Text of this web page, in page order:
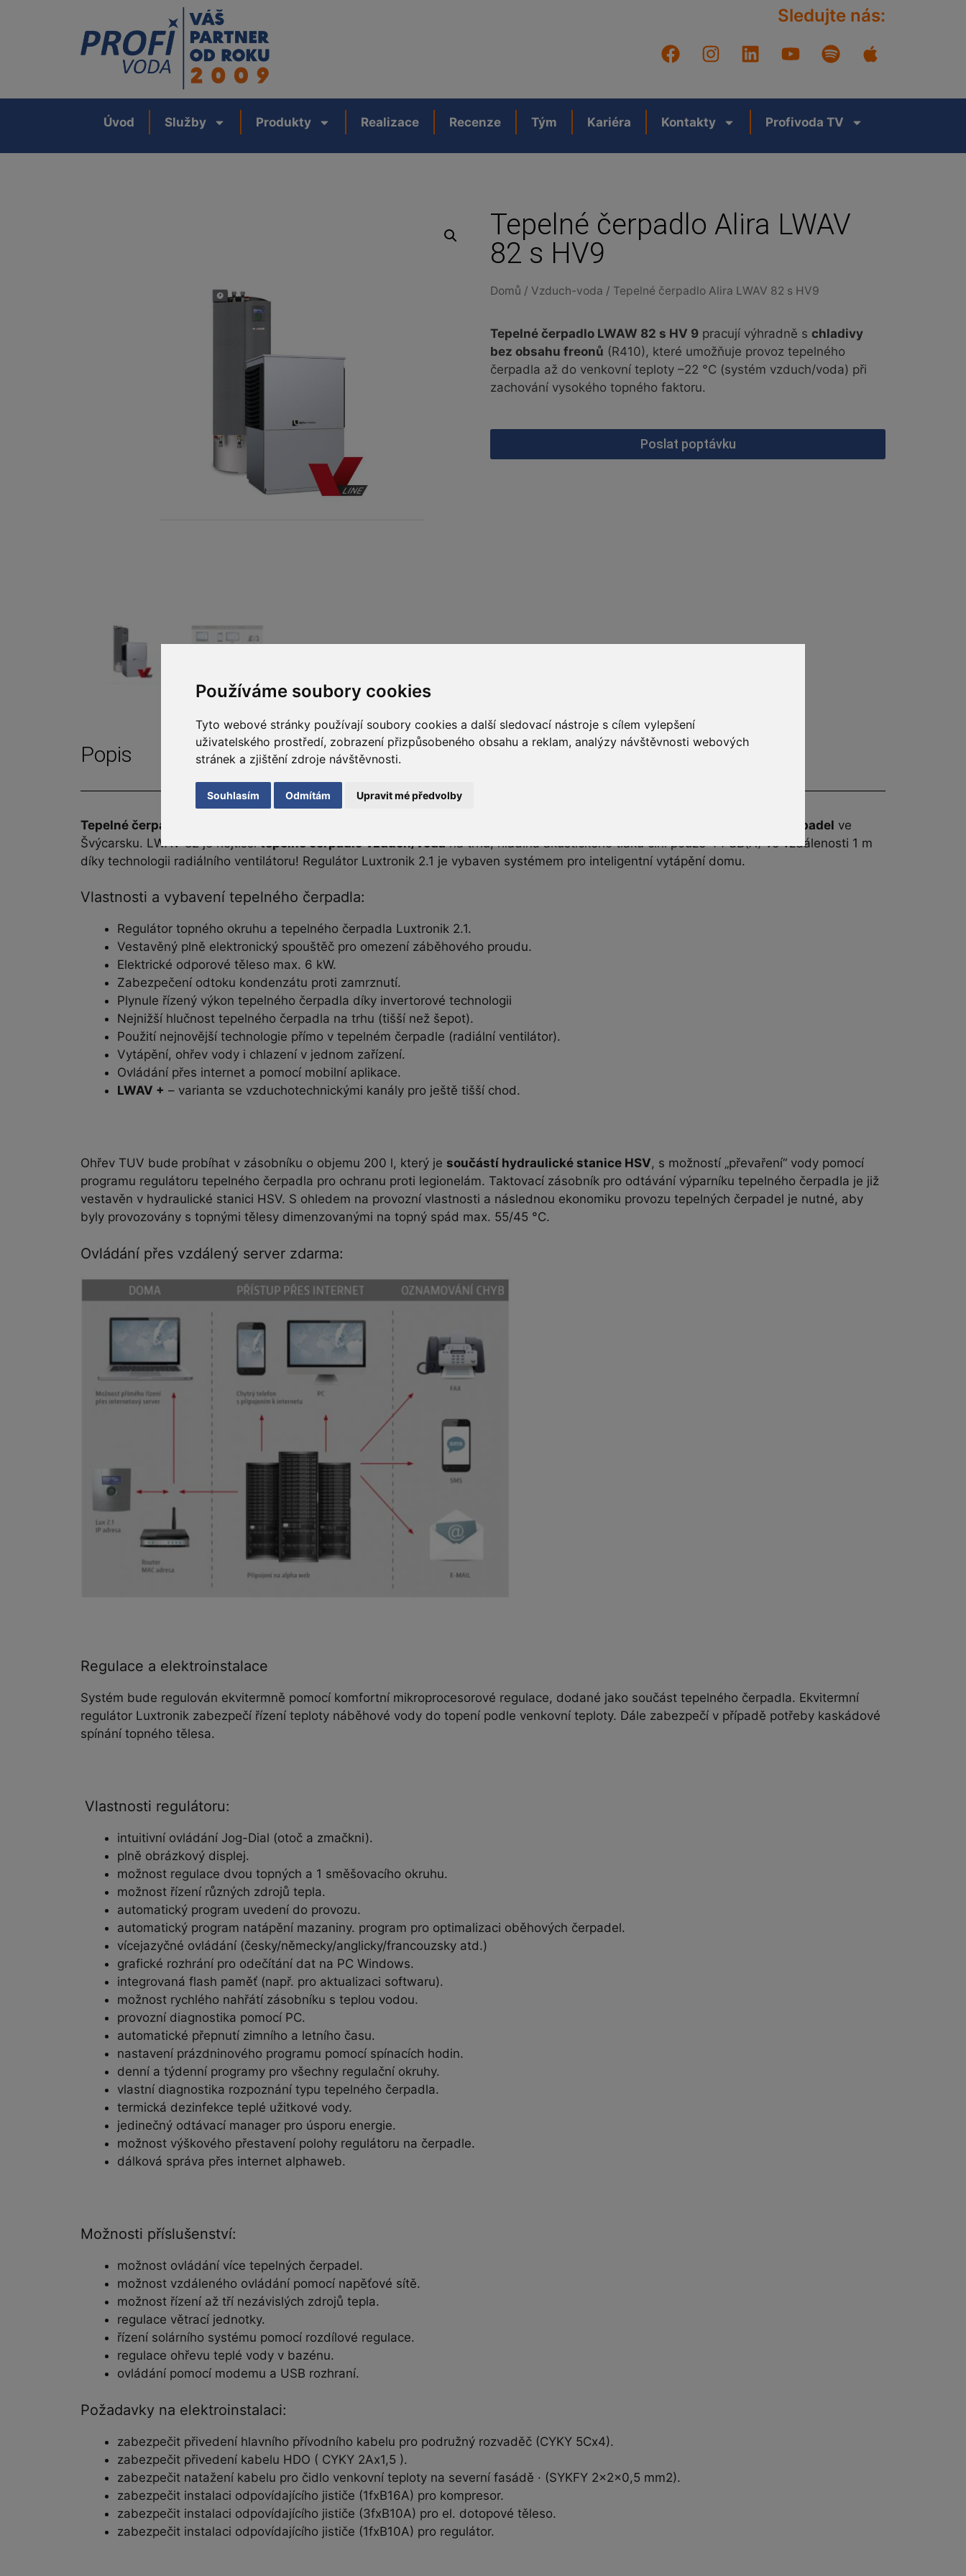
Používáme soubory cookies
Tyto webové stránky používají soubory cookies a další sledovací nástroje s cílem vylepšení
uživatelského prostředí, zobrazení přizpůsobeného obsahu a reklam, analýzy návštěvnosti webových
stránek a zjištění zdroje návštěvnosti.
Souhlasím Odmítám Upravit mé předvolby
Sledujte nás:
Úvod Služby Produkty Realizace Recenze Tým Kariéra Kontakty Profivoda TV
Tepelné čerpadlo Alira LWAV
82 s HV9
Domů / Vzduch-voda / Tepelné čerpadlo Alira LWAV 82 s HV9
Tepelné čerpadlo LWAW 82 s HV 9 pracují výhradně s chladivy
bez obsahu freonů (R410), které umožňuje provoz tepelného
čerpadla až do venkovní teploty –22 °C (systém vzduch/voda) při
zachování vysokého topného faktoru.
Poslat poptávku
Popis
Tepelné čerpadlo tepelných čerpadel ve
Švýcarsku. LWAV 82 je nejtiššítepelné čerpadlo vzduch/vodana trhu, hladina akustického tlaku činí pouze 44 dB(A) ve vzdálenosti 1 m
díky technologii radiálního ventilátoru! Regulátor Luxtronik 2.1 je vybaven systémem pro inteligentní vytápění domu.
Vlastnosti a vybavení tepelného čerpadla:
Regulátor topného okruhu a tepelného čerpadla Luxtronik 2.1.
Vestavěný plně elektronický spouštěč pro omezení záběhového proudu.
Elektrické odporové těleso max. 6 kW.
Zabezpečení odtoku kondenzátu proti zamrznutí.
Plynule řízený výkon tepelného čerpadla díky invertorové technologii
Nejnižší hlučnost tepelného čerpadla na trhu (tišší než šepot).
Použití nejnovější technologie přímo v tepelném čerpadle (radiální ventilátor).
Vytápění, ohřev vody i chlazení v jednom zařízení.
Ovládání přes internet a pomocí mobilní aplikace.
LWAV + – varianta se vzduchotechnickými kanály pro ještě tišší chod.
Ohřev TUV bude probíhat v zásobníku o objemu 200 l, který je součástí hydraulické stanice HSV, s možností „převaření“ vody pomocí
programu regulátoru tepelného čerpadla pro ochranu proti legionelám. Taktovací zásobník pro odtávání výparníku tepelného čerpadla je již
vestavěn v hydraulické stanici HSV. S ohledem na provozní vlastnosti a následnou ekonomiku provozu tepelných čerpadel je nutné, aby
byly provozovány s topnými tělesy dimenzovanými na topný spád max. 55/45 °C.
Ovládání přes vzdálený server zdarma:
Regulace a elektroinstalace
Systém bude regulován ekvitermně pomocí komfortní mikroprocesorové regulace, dodané jako součást tepelného čerpadla. Ekvitermní
regulátor Luxtronik zabezpečí řízení teploty náběhové vody do topení podle venkovní teploty. Dále zabezpečí v případě potřeby kaskádové
spínání topného tělesa.
Vlastnosti regulátoru:
intuitivní ovládání Jog-Dial (otoč a zmačkni).
plně obrázkový displej.
možnost regulace dvou topných a 1 směšovacího okruhu.
možnost řízení různých zdrojů tepla.
automatický program uvedení do provozu.
automatický program natápění mazaniny. program pro optimalizaci oběhových čerpadel.
vícejazyčné ovládání (česky/německy/anglicky/francouzsky atd.)
grafické rozhrání pro odečítání dat na PC Windows.
integrovaná flash paměť (např. pro aktualizaci softwaru).
možnost rychlého nahřátí zásobníku s teplou vodou.
provozní diagnostika pomocí PC.
automatické přepnutí zimního a letního času.
nastavení prázdninového programu pomocí spínacích hodin.
denní a týdenní programy pro všechny regulační okruhy.
vlastní diagnostika rozpoznání typu tepelného čerpadla.
termická dezinfekce teplé užitkové vody.
jedinečný odtávací manager pro úsporu energie.
možnost výškového přestavení polohy regulátoru na čerpadle.
dálková správa přes internet alphaweb.
Možnosti příslušenství:
možnost ovládání více tepelných čerpadel.
možnost vzdáleného ovládání pomocí napěťové sítě.
možnost řízení až tří nezávislých zdrojů tepla.
regulace větrací jednotky.
řízení solárního systému pomocí rozdílové regulace.
regulace ohřevu teplé vody v bazénu.
ovládání pomocí modemu a USB rozhraní.
Požadavky na elektroinstalaci:
zabezpečit přivedení hlavního přívodního kabelu pro podružný rozvaděč (CYKY 5Cx4).
zabezpečit přivedení kabelu HDO ( CYKY 2Ax1,5 ).
zabezpečit natažení kabelu pro čidlo venkovní teploty na severní fasádě · (SYKFY 2x2x0,5 mm2).
zabezpečit instalaci odpovídajícího jističe (1fxB16A) pro kompresor.
zabezpečit instalaci odpovídajícího jističe (3fxB10A) pro el. dotopové těleso.
zabezpečit instalaci odpovídajícího jističe (1fxB10A) pro regulátor.